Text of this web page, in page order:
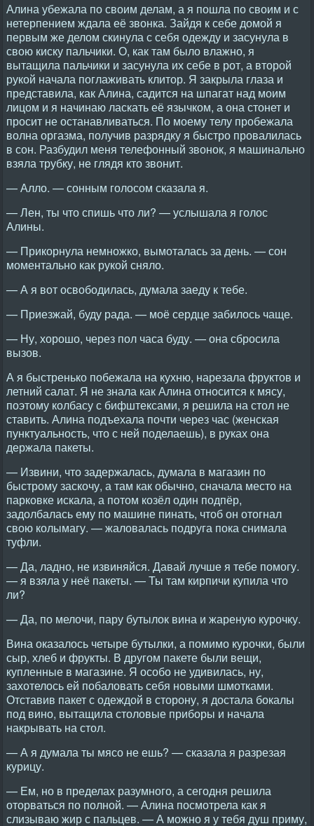
Алина убежала по своим делам, а я пошла по своим и с
нетерпением ждала её звонка. Зайдя к себе домой я
первым же делом скинула с себя одежду и засунула в
свою киску пальчики. О, как там было влажно, я
вытащила пальчики и засунула их себе в рот, а второй
рукой начала поглаживать клитор. Я закрыла глаза и
представила, как Алина, садится на шпагат над моим
лицом и я начинаю ласкать её язычком, а она стонет и
просит не останавливаться. По моему телу пробежала
волна оргазма, получив разрядку я быстро провалилась
в сон. Разбудил меня телефонный звонок, я машинально
взяла трубку, не глядя кто звонит.
— Алло. — сонным голосом сказала я.
— Лен, ты что спишь что ли? — услышала я голос
Алины.
— Прикорнула немножко, вымоталась за день. — сон
моментально как рукой сняло.
— А я вот освободилась, думала заеду к тебе.
— Приезжай, буду рада. — моё сердце забилось чаще.
— Ну, хорошо, через пол часа буду. — она сбросила
вызов.
А я быстренько побежала на кухню, нарезала фруктов и
летний салат. Я не знала как Алина относится к мясу,
поэтому колбасу с бифштексами, я решила на стол не
ставить. Алина подъехала почти через час (женская
пунктуальность, что с ней поделаешь), в руках она
держала пакеты.
— Извини, что задержалась, думала в магазин по
быстрому заскочу, а там как обычно, сначала место на
парковке искала, а потом козёл один подпёр,
задолбалась ему по машине пинать, чтоб он отогнал
свою колымагу. — жаловалась подруга пока снимала
туфли.
— Да, ладно, не извиняйся. Давай лучше я тебе помогу.
— я взяла у неё пакеты. — Ты там кирпичи купила что
ли?
— Да, по мелочи, пару бутылок вина и жареную курочку.
Вина оказалось четыре бутылки, а помимо курочки, были
сыр, хлеб и фрукты. В другом пакете были вещи,
купленные в магазине. Я особо не удивилась, ну,
захотелось ей побаловать себя новыми шмотками.
Отставив пакет с одеждой в сторону, я достала бокалы
под вино, вытащила столовые приборы и начала
накрывать на стол.
— А я думала ты мясо не ешь? — сказала я разрезая
курицу.
— Ем, но в пределах разумного, а сегодня решила
оторваться по полной. — Алина посмотрела как я
слизываю жир с пальцев. — А можно я у тебя душ приму,